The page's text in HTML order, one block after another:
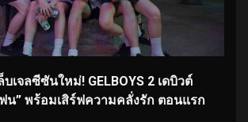
บเจลซีซันใหม่! GELBOYS 2 เดบิวต์
น” พร้อมเสิร์ฟความคลั่งรัก ตอนแรก